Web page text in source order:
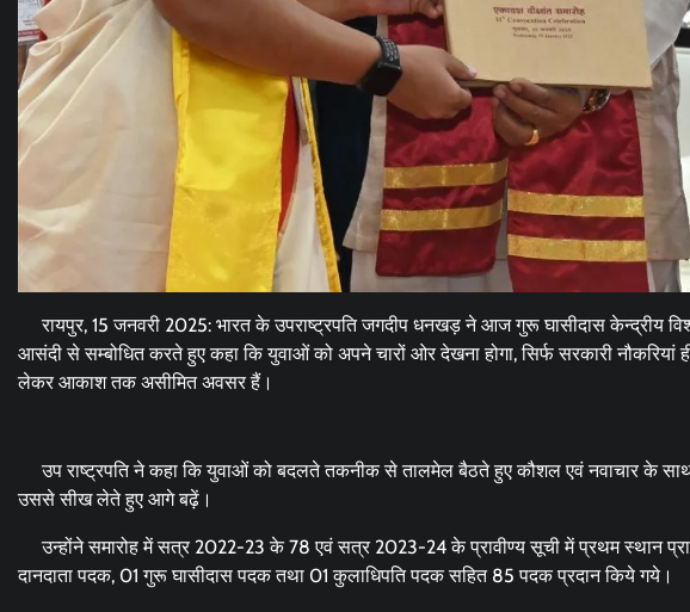
रायपुर, 15 जनवरी 2025: भारत के उपराष्ट्रपति जगदीप धनखड़ ने आज गुरू घासीदास केन्द्रीय
आसंदी से सम्बोधित करते हुए कहा कि युवाओं को अपने चारों ओर देखना होगा, सिर्फ सरकारी
लेकर आकाश तक असीमित अवसर हैं।
उप राष्ट्रपति ने कहा कि युवाओं को बदलते तकनीक से तालमेल बैठते हुए कौशल एवं नवाचार के
उससे सीख लेते हुए आगे बढ़ें।
उन्होंने समारोह में सत्र 2022-23 के 78 एवं सत्र 2023-24 के प्रावीण्य सूची में प्रथम स्थान प्राप्त
दानदाता पदक, 01 गुरू घासीदास पदक तथा 01 कुलाधिपति पदक सहित 85 पदक प्रदान किये गये।